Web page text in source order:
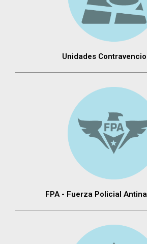
Unidades
FPA - Fuerza Policial